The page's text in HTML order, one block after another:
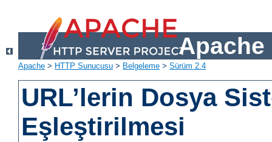
Apache
Apache > HTTP Sunucusu > Belgeleme > Sürüm 2.4
URL’lerin Dosya
Eşleştirilmesi